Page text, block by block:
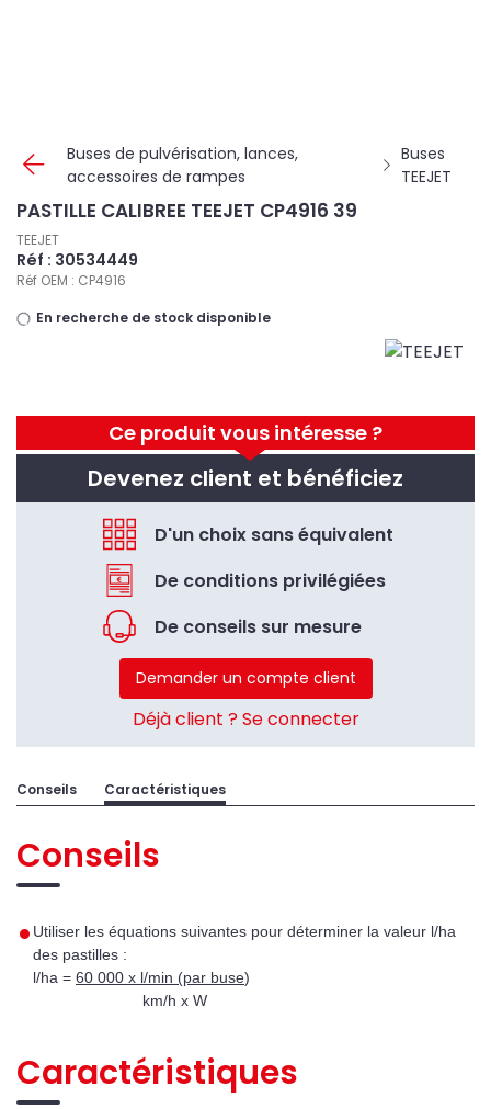
Buses de pulvérisation, lances,
accessoires de rampes
Buses
TEEJET
Ce produit vous intéresse ?
Devenez client et bénéficiez
D'un choix sans équivalent
De conditions privilégiées
De conseils sur mesure
Demander un compte client
Déjà client ? Se connecter
PASTILLE CALIBREE TEEJET CP4916 39
TEEJET
Réf : 30534449
Réf OEM : CP4916
En recherche de stock disponible
Conseils Caractéristiques
Conseils
Utiliser les équations suivantes pour déterminer la valeur l/ha
des pastilles :
l/ha = 60 000 x l/min (par buse)
km/h x W
Caractéristiques